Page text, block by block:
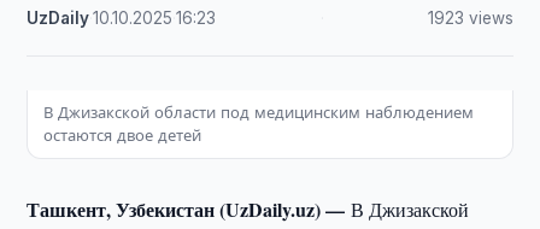
UzDaily·10.10.2025 ·16:23 1923 views
В Джизакской области под медицинским наблюдением
остаются двое детей
Ташкент, Узбекистан (UzDaily.uz) —В Джизакской